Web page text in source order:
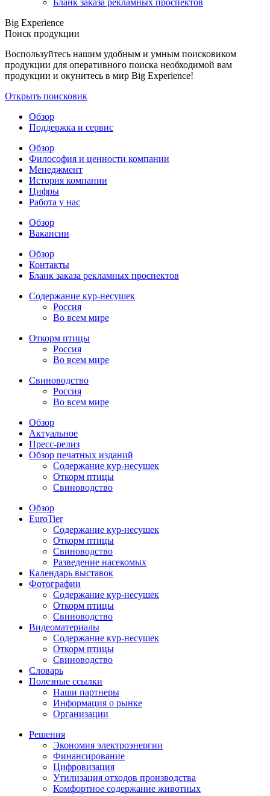
Бланк заказа рекламных проспектов
Big Experience
Поиск продукции
Воспользуйтесь нашим удобным и умным поисковиком
продукции для оперативного поиска необходимой вам
продукции и окунитесь в мир Big Experience!
Открыть поисковик
Обзор
Поддержка и сервис
Обзор
Философия и ценности компании
Менеджмент
История компании
Цифры
Работа у нас
Обзор
Вакансии
Обзор
Контакты
Бланк заказа рекламных проспектов
Содержание кур-несушек
Россия
Во всем мире
Откорм птицы
Россия
Во всем мире
Свиноводство
Россия
Во всем мире
Обзор
Актуальное
Пресс-релиз
Обзор печатных изданий
Содержание кур-несушек
Откорм птицы
Свиноводство
Обзор
EuroTier
Содержание кур-несушек
Откорм птицы
Свиноводство
Разведение насекомых
Календарь выставок
Фотографии
Содержание кур-несушек
Откорм птицы
Свиноводство
Видеоматериалы
Содержание кур-несушек
Откорм птицы
Свиноводство
Словарь
Полезные ссылки
Наши партнеры
Информация о рынке
Организации
Решения
Экономия электроэнергии
Финансирование
Цифровизация
Утилизация отходов производства
Комфортное содержание животных